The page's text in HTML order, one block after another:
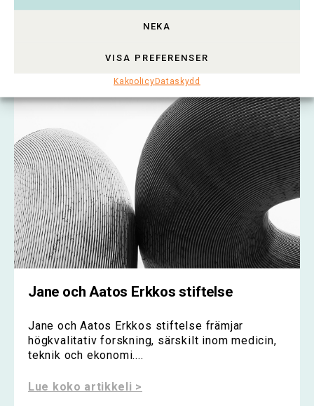
NEKA
VISA PREFERENSER
KakpolicyDataskydd
Stiftelsens syfte är att stärka och utveckla
livskraften i byarna i sitt område och...
Lue koko artikkeli >
Jane och Aatos Erkkos stiftelse
Jane och Aatos Erkkos stiftelse främjar
högkvalitativ forskning, särskilt inom medicin,
teknik och ekonomi....
Lue koko artikkeli >